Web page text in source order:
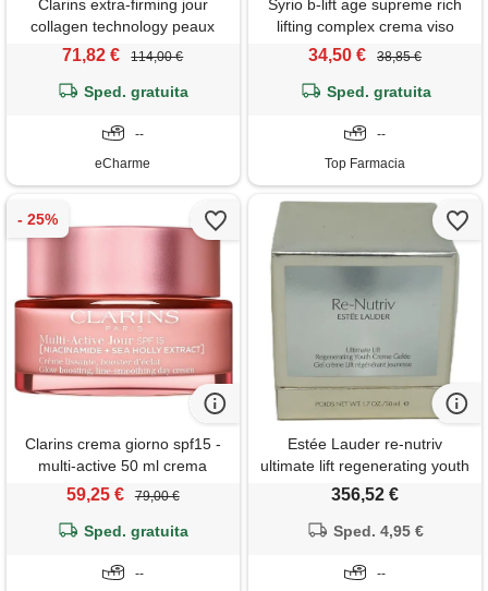
Clarins extra-firming jour
collagen technology peaux
seches 50 ml tonificante
effetto lifting crema
71,82 € 114,00 €
Sped. gratuita
--
eCharme
Syrio b-lift age supreme rich
lifting complex crema viso
50ml
34,50 € 38,85 €
Sped. gratuita
--
Top Farmacia
Clarins crema giorno spf15 -
multi-active 50 ml crema
levigante e illuminante con
protezione
59,25 € 79,00 €
Sped. gratuita
--
Estée Lauder re-nutriv
ultimate lift regenerating youth
creme gelée (50 ml)
356,52 €
Sped. 4,95 €
--